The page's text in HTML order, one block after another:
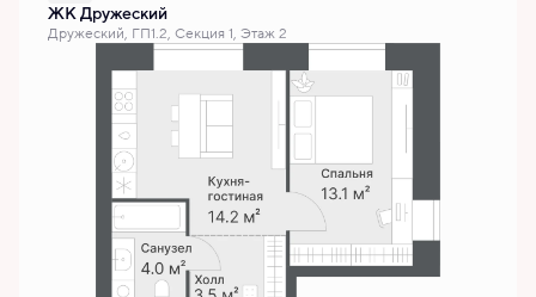
ЖК Дружеский
Дружеский, ГП1.2, Секция 1, Этаж 2